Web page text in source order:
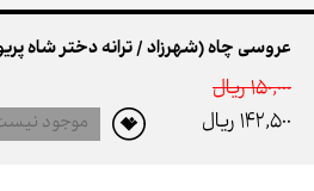
150,000 ريال
142,500 ريال
موجود